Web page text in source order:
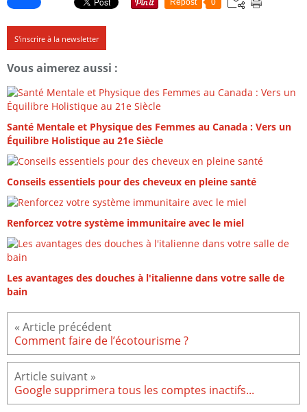
S'inscrire à la newsletter
Vous aimerez aussi :
Santé Mentale et Physique des Femmes au Canada : Vers un
Équilibre Holistique au 21e Siècle
Conseils essentiels pour des cheveux en pleine santé
Renforcez votre système immunitaire avec le miel
Les avantages des douches à l'italienne dans votre salle de
bain
Comment faire de l’écotourisme ?
Google supprimera tous les comptes inactifs...